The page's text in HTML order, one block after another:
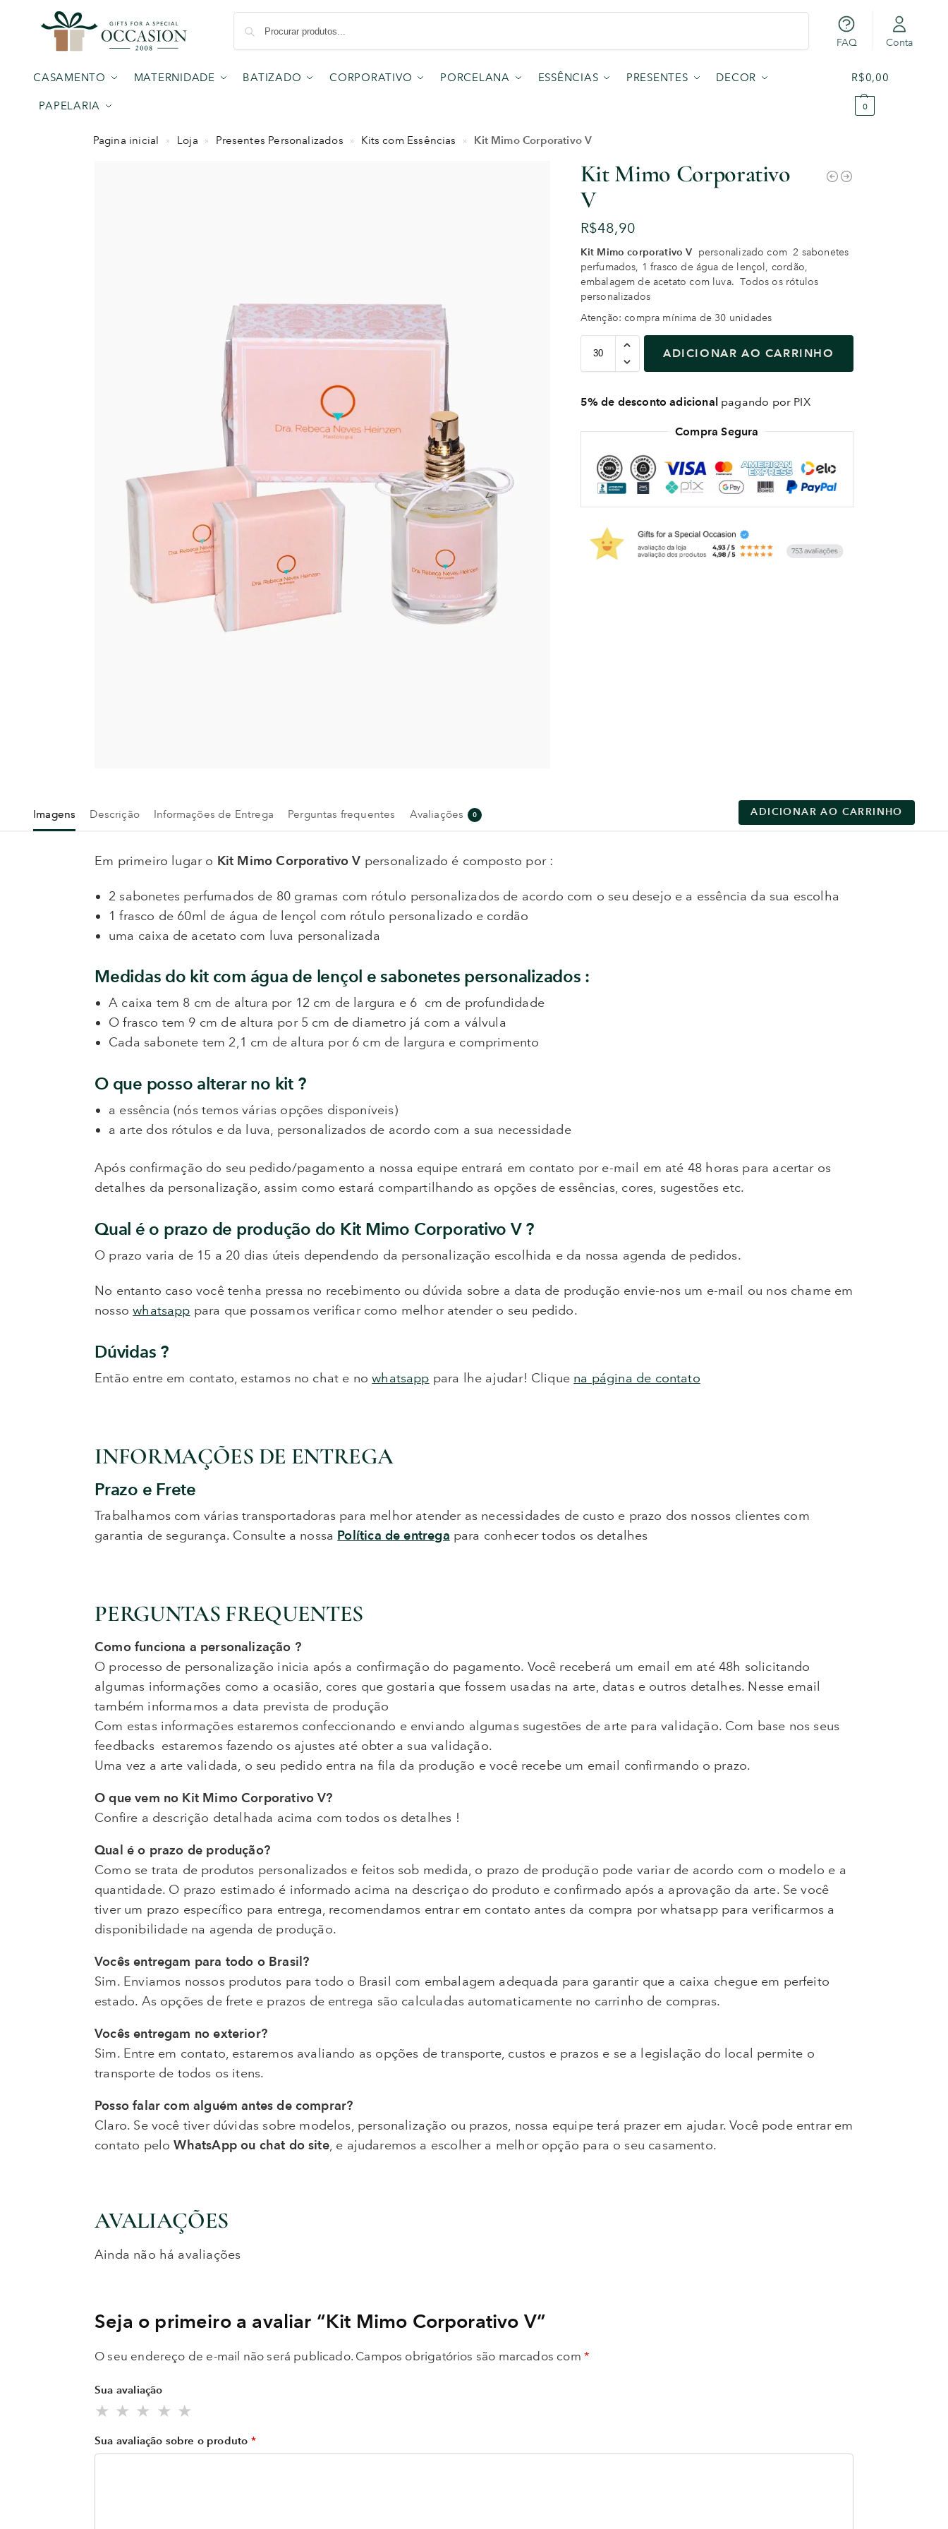
FAQ Conta
CASAMENTO MATERNIDADE BATIZADO CORPORATIVO PORCELANA ESSÊNCIAS PRESENTES DECOR
PAPELARIA
R$0,00
0
Pagina inicial » Loja » Presentes Personalizados » Kits com Essências » Kit Mimo Corporativo V
Kit Mimo Corporativo
V
R$48,90
Kit Mimo corporativo V personalizado com 2 sabonetes
perfumados, 1 frasco de água de lençol, cordão,
embalagem de acetato com luva. Todos os rótulos
personalizados
Atenção: compra mínima de 30 unidades
ADICIONAR AO CARRINHO
5% de desconto adicional pagando por PIX
Compra Segura
Imagens Descrição Informações de Entrega Perguntas frequentes Avaliações 0 ADICIONAR AO CARRINHO
Em primeiro lugar o Kit Mimo Corporativo V personalizado é composto por :
2 sabonetes perfumados de 80 gramas com rótulo personalizados de acordo com o seu desejo e a essência da sua escolha
1 frasco de 60ml de água de lençol com rótulo personalizado e cordão
uma caixa de acetato com luva personalizada
Medidas do kit com água de lençol e sabonetes personalizados :
A caixa tem 8 cm de altura por 12 cm de largura e 6 cm de profundidade
O frasco tem 9 cm de altura por 5 cm de diametro já com a válvula
Cada sabonete tem 2,1 cm de altura por 6 cm de largura e comprimento
O que posso alterar no kit ?
a essência (nós temos várias opções disponíveis)
a arte dos rótulos e da luva, personalizados de acordo com a sua necessidade
Após confirmação do seu pedido/pagamento a nossa equipe entrará em contato por e-mail em até 48 horas para acertar os
detalhes da personalização, assim como estará compartilhando as opções de essências, cores, sugestões etc.
Qual é o prazo de produção do Kit Mimo Corporativo V ?
O prazo varia de 15 a 20 dias úteis dependendo da personalização escolhida e da nossa agenda de pedidos.
No entanto caso você tenha pressa no recebimento ou dúvida sobre a data de produção envie-nos um e-mail ou nos chame em
nossowhatsapp para que possamos verificar como melhor atender o seu pedido.
Dúvidas ?
Então entre em contato, estamos no chat e nowhatsapp para lhe ajudar! Clique na página de contato
INFORMAÇÕES DE ENTREGA
Prazo e Frete
Trabalhamos com várias transportadoras para melhor atender as necessidades de custo e prazo dos nossos clientes com
garantia de segurança. Consulte a nossa Política de entrega para conhecer todos os detalhes
PERGUNTAS FREQUENTES
Como funciona a personalização ?
O processo de personalização inicia após a confirmação do pagamento. Você receberá um email em até 48h solicitando
algumas informações como a ocasião, cores que gostaria que fossem usadas na arte, datas e outros detalhes. Nesse email
também informamos a data prevista de produção
Com estas informações estaremos confeccionando e enviando algumas sugestões de arte para validação. Com base nos seus
feedbacks estaremos fazendo os ajustes até obter a sua validação.
Uma vez a arte validada, o seu pedido entra na fila da produção e você recebe um email confirmando o prazo.
O que vem no Kit Mimo Corporativo V?
Confire a descrição detalhada acima com todos os detalhes !
Qual é o prazo de produção?
Como se trata de produtos personalizados e feitos sob medida, o prazo de produção pode variar de acordo com o modelo e a
quantidade. O prazo estimado é informado acima na descriçao do produto e confirmado após a aprovação da arte. Se você
tiver um prazo específico para entrega, recomendamos entrar em contato antes da compra por whatsapp para verificarmos a
disponibilidade na agenda de produção.
Vocês entregam para todo o Brasil?
Sim. Enviamos nossos produtos para todo o Brasil com embalagem adequada para garantir que a caixa chegue em perfeito
estado. As opções de frete e prazos de entrega são calculadas automaticamente no carrinho de compras.
Vocês entregam no exterior?
Sim. Entre em contato, estaremos avaliando as opções de transporte, custos e prazos e se a legislação do local permite o
transporte de todos os itens.
Posso falar com alguém antes de comprar?
Claro. Se você tiver dúvidas sobre modelos, personalização ou prazos, nossa equipe terá prazer em ajudar. Você pode entrar em
contato peloWhatsApp ou chat do site, e ajudaremos a escolher a melhor opção para o seu casamento.
AVALIAÇÕES
Ainda não há avaliações
Seja o primeiro a avaliar “Kit Mimo Corporativo V”
O seu endereço de e-mail não será publicado. Campos obrigatórios são marcados com *
Sua avaliação
Sua avaliação sobre o produto *